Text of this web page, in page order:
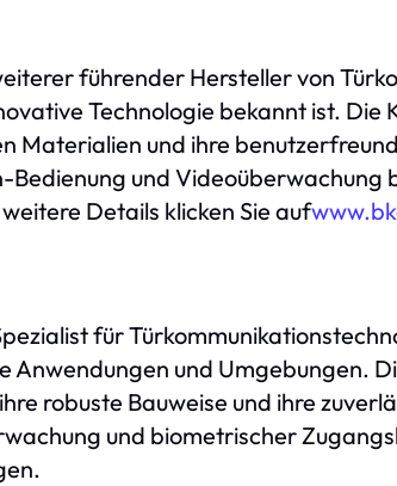
führender Hersteller von
Technologie bekannt ist.
Materialien und ihre
Bedienung und
Details klicken Sie auf
für
Anwendungen und Umgebungen.
robuste Bauweise und ihre
und biometrischer